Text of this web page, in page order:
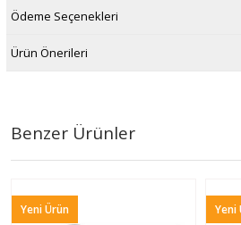
Ödeme Seçenekleri
Ürün Önerileri
Benzer Ürünler
Ürün Yeni Ürün